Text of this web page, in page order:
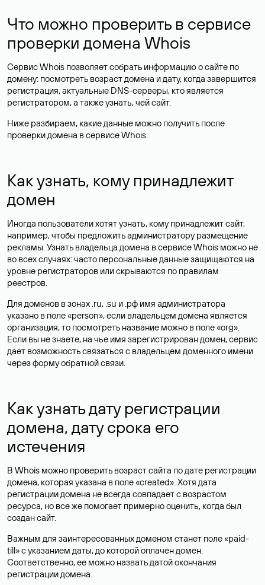
Что можно проверить в сервисе
проверки домена Whois
Сервис Whois позволяет собрать информацию о сайте по
домену: посмотреть возраст домена и дату, когда завершится
регистрация, актуальные DNS-серверы, кто является
регистратором, а также узнать, чей сайт.
Ниже разбираем, какие данные можно получить после
проверки домена в сервисе Whois.
Как узнать, кому принадлежит
домен
Иногда пользователи хотят узнать, кому принадлежит сайт,
например, чтобы предложить администратору размещение
рекламы. Узнать владельца домена в сервисе Whois можно не
во всех случаях: часто персональные данныезащищаются на
уровне регистраторов или скрываются по правилам
реестров.
Для доменов в зонах .ru, .su и .рф имя администратора
указано в поле «person», если владельцем домена является
организация, то посмотреть название можно в поле «org».
Если вы не знаете, на чье имя зарегистрирован домен, сервис
дает возможность связаться с владельцем доменного имени
через форму обратной связи.
Как узнать дату регистрации
домена, дату срока его
истечения
В Whois можно проверить возраст сайта по дате регистрации
домена, которая указана в поле «created». Хотя дата
регистрации домена не всегда совпадает с возрастом
ресурса, но все же помогает примерно оценить, когда был
создан сайт.
Важным для заинтересованных доменом станет поле «paid-
till» с указанием даты, до которой оплачен домен.
Соответственно, ее можно назвать датой окончания
регистрации домена.